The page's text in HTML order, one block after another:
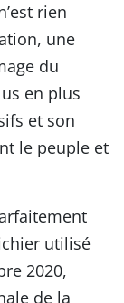
rien
une
du
en plus
et son
le peuple et
utilisé
2020,
de la